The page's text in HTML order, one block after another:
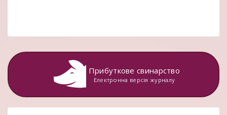
Прибуткове свинарство
Електронна версія журналу